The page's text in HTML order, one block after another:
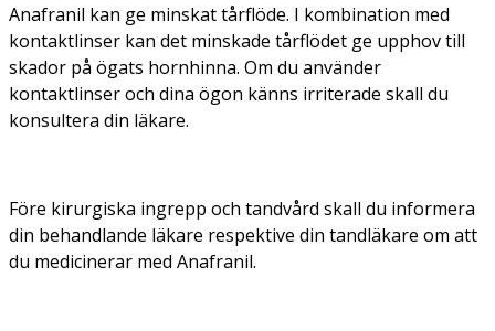
Anafranil kan ge minskat tårflöde. I kombination med
kontaktlinser kan det minskade tårflödet ge upphov till
skador på ögats hornhinna. Om du använder
kontaktlinser och dina ögon känns irriterade skall du
konsultera din läkare.
Före kirurgiska ingrepp och tandvård skall du informera
din behandlande läkare respektive din tandläkare om att
du medicinerar med Anafranil.